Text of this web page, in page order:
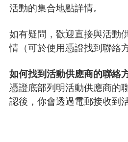
活動的集合地點詳情。
如有疑問，歡迎直接與活動
情（可於使用憑證找到聯絡
如何找到活動供應商的聯絡
憑證底部列明活動供應商的
認後，你會透過電郵接收到